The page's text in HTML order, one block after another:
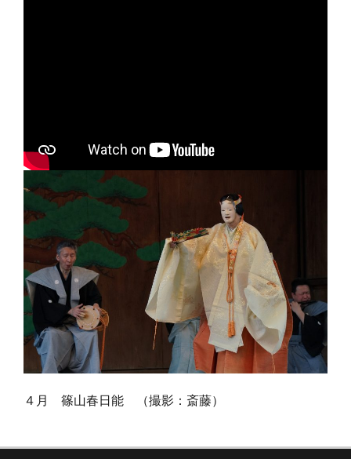
４月 篠山春日能 （撮影：斎藤）